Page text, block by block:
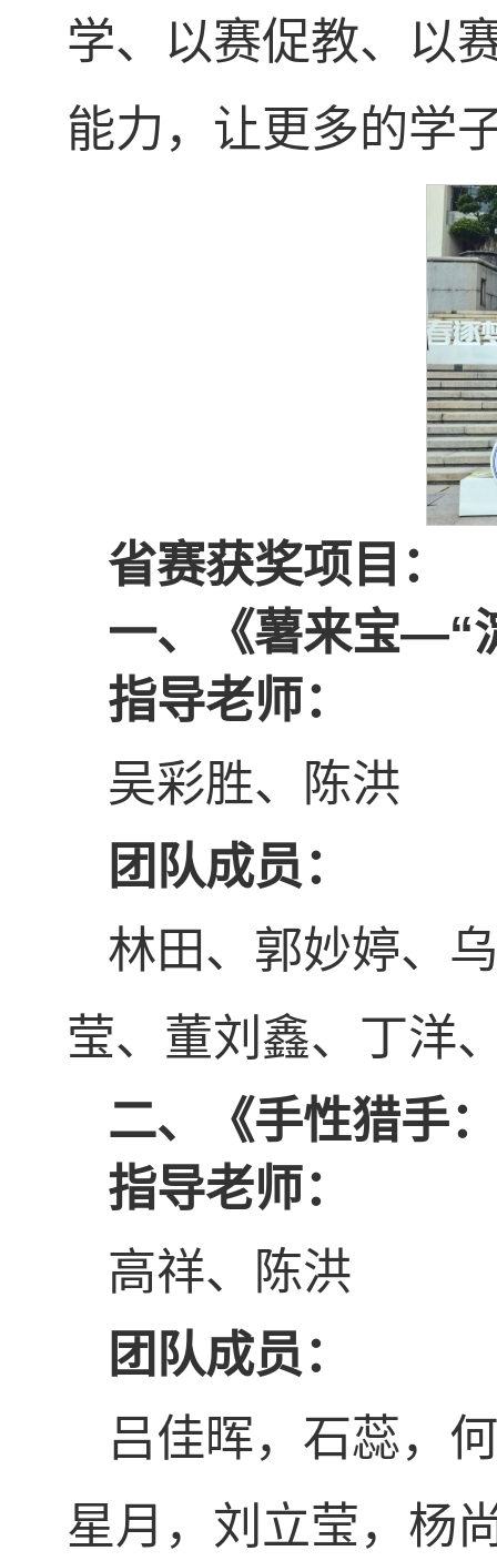
学、以赛促教、以
能力，让更多的学
省赛获奖项目：
一、
《薯来宝—“
指导老师：
吴彩胜、陈洪
团队成员：
林田、郭妙婷、
莹、董刘鑫、丁洋
二、
《手性猎手
指导老师：
高祥、陈洪
团队成员：
吕佳晖，石蕊，
星月，刘立莹，杨